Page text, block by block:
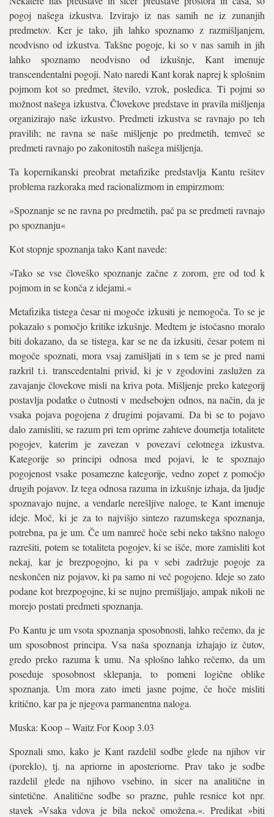
pogoj našega izkustva. Izvirajo iz nas samih ne iz zunanjih
predmetov. Ker je tako, jih lahko spoznamo z razmišljanjem,
neodvisno od izkustva. Takšne pogoje, ki so v nas samih in jih
lahko spoznamo neodvisno od izkušnje, Kant imenuje
transcendentalni pogoji. Nato naredi Kant korak naprej k splošnim
pojmom kot so predmet, število, vzrok, posledica. Ti pojmi so
možnost našega izkustva. Človekove predstave in pravila mišljenja
organizirajo naše izkustvo. Predmeti izkustva se ravnajo po teh
pravilih; ne ravna se naše mišljenje po predmetih, temveč se
predmeti ravnajo po zakonitostih našega mišljenja.
Ta kopernikanski preobrat metafizike predstavlja Kantu rešitev
problema razkoraka med racionalizmom in empirzmom:
»Spoznanje se ne ravna po predmetih, pač pa se predmeti ravnajo
po spoznanju«
Kot stopnje spoznanja tako Kant navede:
»Tako se vse človeško spoznanje začne z zorom, gre od tod k
pojmom in se konča z idejami.«
Metafizika tistega česar ni mogoče izkusiti je nemogoča. To se je
pokazalo s pomočjo kritike izkušnje. Medtem je istočasno moralo
biti dokazano, da se tistega, kar se ne da izkusiti, česar potem ni
mogoče spoznati, mora vsaj zamišljati in s tem se je pred nami
razkril t.i. transcedentalni privid, ki je v zgodovini zaslužen za
zavajanje človekove misli na kriva pota. Mišljenje preko kategorij
postavlja podatke o čutnosti v medsebojen odnos, na način, da je
vsaka pojava pogojena z drugimi pojavami. Da bi se to pojavo
dalo zamisliti, se razum pri tem oprime zahteve doumetja totalitete
pogojev, katerim je zavezan v povezavi celotnega izkustva.
Kategorije so principi odnosa med pojavi, le te spoznajo
pogojenost vsake posamezne kategorije, vedno zopet z pomočjo
drugih pojavov. Iz tega odnosa razuma in izkušnje izhaja, da ljudje
spoznavajo nujne, a vendarle nerešljive naloge, te Kant imenuje
ideje. Moč, ki je za to najvišjo sintezo razumskega spoznanja,
potrebna, pa je um. Če um namreč hoče sebi neko takšno nalogo
razrešiti, potem se totaliteta pogojev, ki se išče, more zamisliti kot
nekaj, kar je brezpogojno, ki pa v sebi zadržuje pogoje za
neskončen niz pojavov, ki pa samo ni več pogojeno. Ideje so zato
podane kot brezpogojne, ki se nujno premišljajo, ampak nikoli ne
morejo postati predmeti spoznanja.
Po Kantu je um vsota spoznanja sposobnosti, lahko rečemo, da je
um sposobnost principa. Vsa naša spoznanja izhajajo iz čutov,
gredo preko razuma k umu. Na splošno lahko rečemo, da um
poseduje sposobnost sklepanja, to pomeni logične oblike
spoznanja. Um mora zato imeti jasne pojme, če hoče misliti
kritično, kar pa je njegova parmanentna naloga.
Muska: Koop – Waitz For Koop 3.03
Spoznali smo, kako je Kant razdelil sodbe glede na njihov vir
(poreklo), tj. na apriorne in aposteriorne. Prav tako je sodbe
razdelil glede na njihovo vsebino, in sicer na analitične in
sintetične. Analitične sodbe so prazne, puhle resnice kot npr.
stavek »Vsaka vdova je bila nekoč omožena.«. Predikat »biti